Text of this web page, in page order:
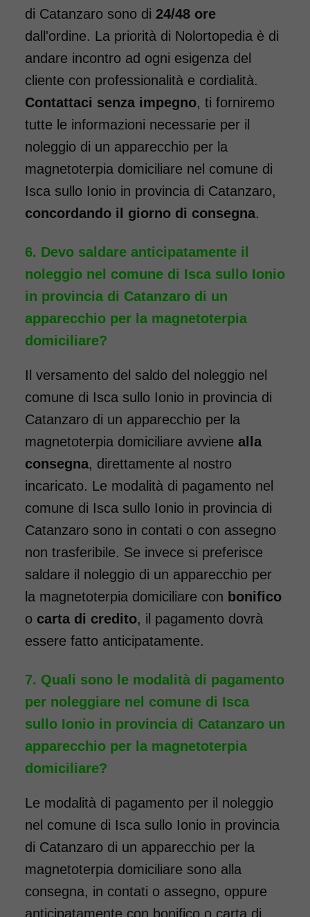
di Catanzaro sono di 24/48 ore
dall'ordine. La priorità di Nolortopedia è di
andare incontro ad ogni esigenza del
cliente con professionalità e cordialità.
Contattaci senza impegno, ti forniremo
tutte le informazioni necessarie per il
noleggio di un apparecchio per la
magnetoterpia domiciliare nel comune di
Isca sullo Ionio in provincia di Catanzaro,
concordando il giorno di consegna.
Devo saldare anticipatamente il
noleggio nel comune di Isca sullo Ionio
in provincia di Catanzaro di un
apparecchio per la magnetoterpia
domiciliare?
Il versamento del saldo del noleggio nel
comune di Isca sullo Ionio in provincia di
Catanzaro di un apparecchio per la
magnetoterpia domiciliare avviene alla
consegna, direttamente al nostro
incaricato. Le modalità di pagamento nel
comune di Isca sullo Ionio in provincia di
Catanzaro sono in contati o con assegno
non trasferibile. Se invece si preferisce
saldare il noleggio di un apparecchio per
la magnetoterpia domiciliare con bonifico
o carta di credito, il pagamento dovrà
essere fatto anticipatamente.
Quali sono le modalità di pagamento
per noleggiare nel comune di Isca
sullo Ionio in provincia di Catanzaro un
apparecchio per la magnetoterpia
domiciliare?
Le modalità di pagamento per il noleggio
nel comune di Isca sullo Ionio in provincia
di Catanzaro di un apparecchio per la
magnetoterpia domiciliare sono alla
consegna, in contati o assegno, oppure
anticipatamente con bonifico o carta di